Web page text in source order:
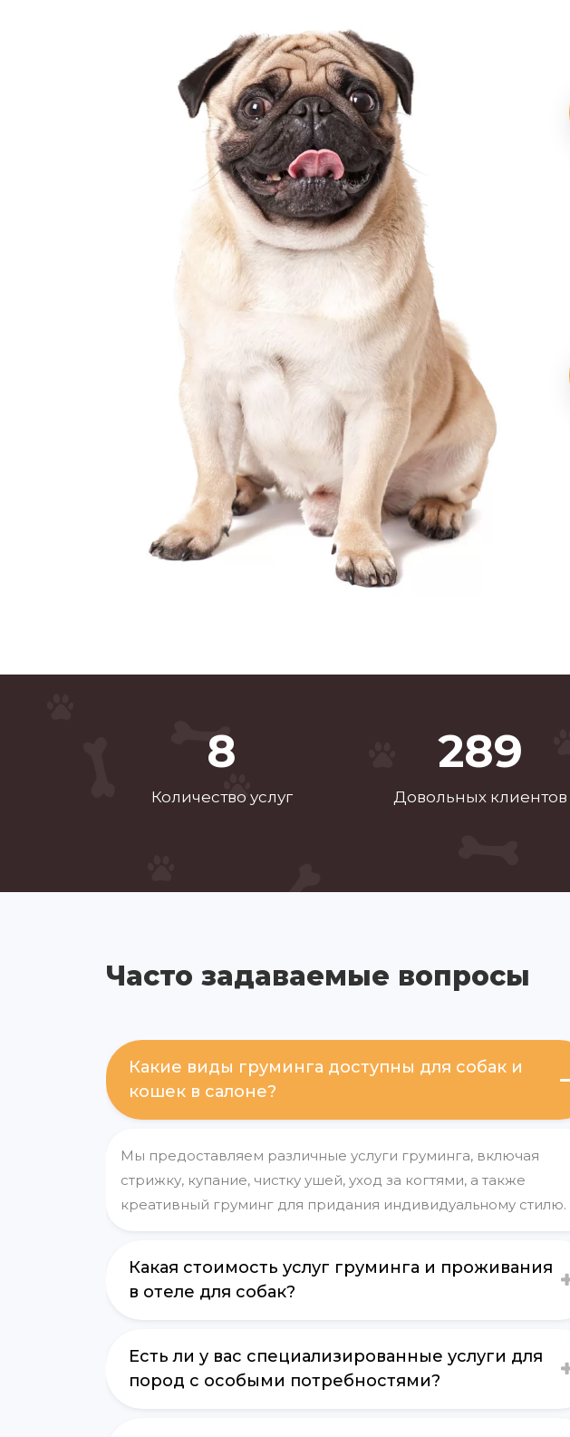
14
Количество услуг
479
Довольных клиентов
Часто задаваемые вопросы
Какие виды груминга доступны для собак и
кошек в салоне?
Мы предоставляем различные услуги груминга, включая
стрижку, купание, чистку ушей, уход за когтями, а также
креативный груминг для придания индивидуальному стилю.
Какая стоимость услуг груминга и проживания
в отеле для собак?
Есть ли у вас специализированные услуги для
пород с особыми потребностями?